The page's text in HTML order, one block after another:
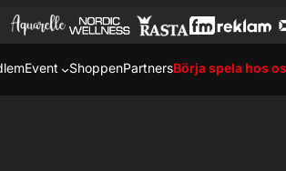
Event ShoppenPartnersBörja spela hos